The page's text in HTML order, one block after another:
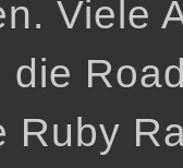
Viele
die
Ruby